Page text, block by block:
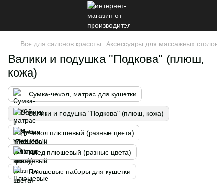
Все для салонов красоты Аксессуары для массажных
Валики и подушка "Подкова" (плюш,
кожа)
Сумка-чехол, матрас для кушетки
Валики и подушка "Подкова" (плюш, кожа)
Чехол плюшевый (разные цвета)
Плед плюшевый (разные цвета)
Плюшевые наборы для кушетки